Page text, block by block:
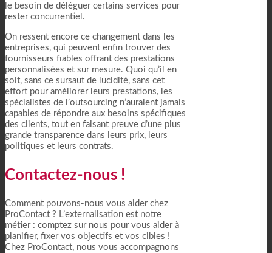
le besoin de déléguer certains services pour
rester concurrentiel.
On ressent encore ce changement dans les
entreprises, qui peuvent enfin trouver des
fournisseurs fiables offrant des prestations
personnalisées et sur mesure. Quoi qu’il en
soit, sans ce sursaut de lucidité, sans cet
effort pour améliorer leurs prestations, les
spécialistes de l’outsourcing n’auraient jamais
capables de répondre aux besoins spécifiques
des clients, tout en faisant preuve d’une plus
grande transparence dans leurs prix, leurs
politiques et leurs contrats.
Contactez-nous !
Comment pouvons-nous vous aider chez
ProContact ? L’externalisation est notre
métier : comptez sur nous pour vous aider à
planifier, fixer vos objectifs et vos cibles !
Chez ProContact, nous vous accompagnons